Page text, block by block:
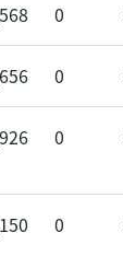
0
0
0
0